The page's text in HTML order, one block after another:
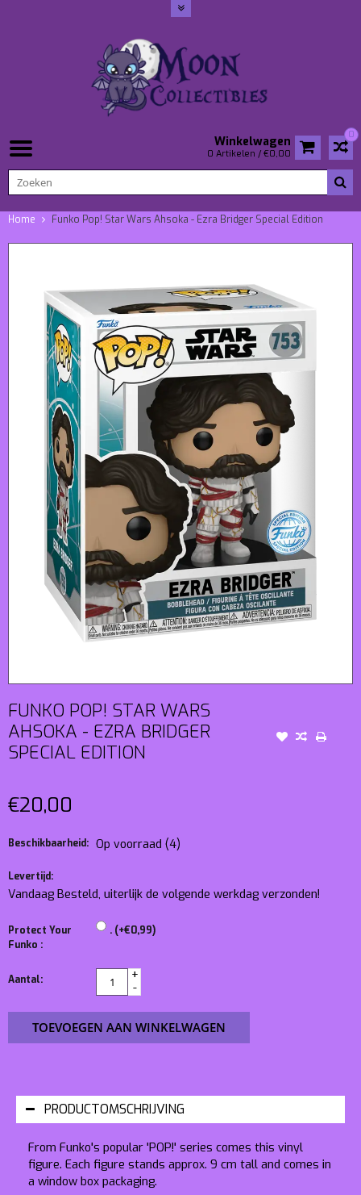
0
Winkelwagen
0 Artikelen / €0,00
Home Funko Pop! Star Wars Ahsoka - Ezra Bridger Special Edition
FUNKO POP! STAR WARS
AHSOKA - EZRA BRIDGER
SPECIAL EDITION
€20,00
Beschikbaarheid: Op voorraad (4)
Levertijd:
Vandaag Besteld, uiterlijk de volgende werkdag verzonden!
Protect Your
Funko :
. (+€0,99)
Aantal:
+
-
TOEVOEGEN AAN WINKELWAGEN
PRODUCTOMSCHRIJVING
From Funko's popular 'POP!' series comes this vinyl
figure. Each figure stands approx. 9 cm tall and comes in
a window box packaging.